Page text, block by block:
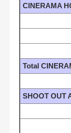
CINERAMA
Total
SHOOT OUT